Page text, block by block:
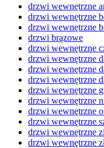
drzwi wewnętrzne
drzwi wewnętrzne
drzwi wewnętrzne
drzwi brązowe
drzwi wewnętrzne
drzwi wewnętrzne
drzwi wewnętrzne
drzwi wewnętrzne
drzwi wewnętrzne
drzwi wewnętrzne
drzwi wewnętrzne
drzwi wewnętrzne
drzwi wewnętrzne
drzwi wewnętrzne